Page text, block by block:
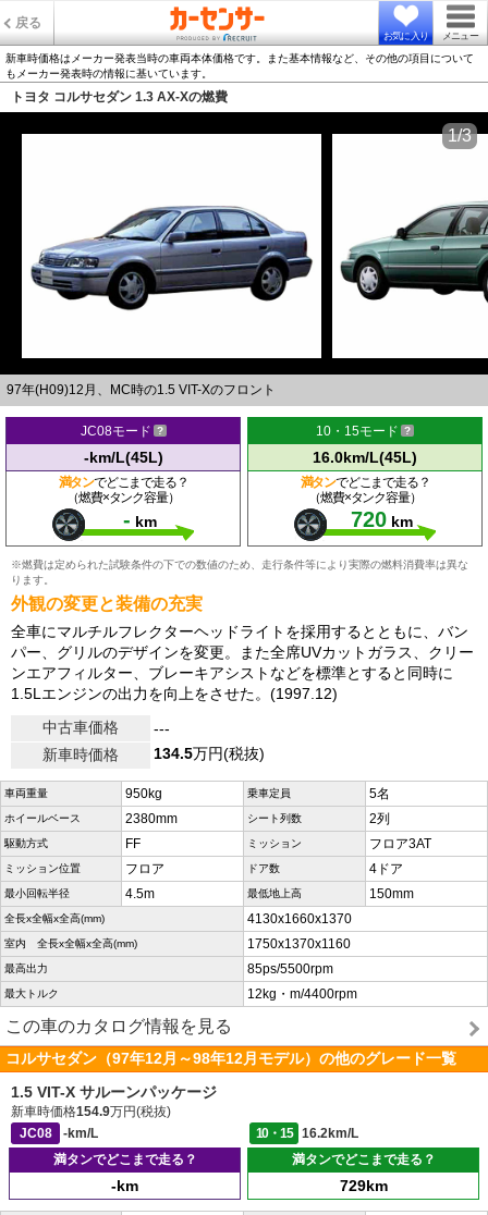
戻る
お気に入り メニュー
新車時価格はメーカー発表当時の車両本体価格です。また基本情報など、その他の項目について
もメーカー発表時の情報に基いています。
トヨタ コルサセダン 1.3 AX-Xの燃費
97年(H09)12月、MC時の1.5 VIT-Xのフロント
1/3
JC08モード
-km/L(45L)
満タンでどこまで走る？
（燃費×タンク容量）
- km
10・15モード
16.0km/L(45L)
満タンでどこまで走る？
（燃費×タンク容量）
720 km
※燃費は定められた試験条件の下での数値のため、走行条件等により実際の燃料消費率は異な
ります。
外観の変更と装備の充実
全車にマルチルフレクターヘッドライトを採用するとともに、バン
パー、グリルのデザインを変更。また全席UVカットガラス、クリー
ンエアフィルター、ブレーキアシストなどを標準とすると同時に
1.5Lエンジンの出力を向上をさせた。(1997.12)
中古車価格
---
新車時価格
134.5万円(税抜)
車両重量 950kg 乗車定員 5名
ホイールベース 2380mm シート列数 2列
駆動方式 FF ミッション フロア3AT
ミッション位置 フロア ドア数 4ドア
最小回転半径 4.5m 最低地上高 150mm
全長x全幅x全高(mm) 4130x1660x1370
室内 全長x全幅x全高(mm) 1750x1370x1160
最高出力 85ps/5500rpm
最大トルク 12kg・m/4400rpm
この車のカタログ情報を見る
コルサセダン（97年12月～98年12月モデル）の他のグレード一覧
1.5 VIT-X サルーンパッケージ
新車時価格154.9万円(税抜)
JC08
-km/L 10・15
16.2km/L
満タンでどこまで走る？
-km
満タンでどこまで走る？
729km